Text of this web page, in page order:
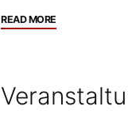
READ MORE"Veranstaltung:
KI